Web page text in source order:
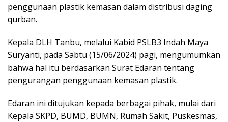
penggunaan plastik kemasan dalam distribusi daging
qurban.
Kepala DLH Tanbu, melalui Kabid PSLB3 Indah Maya
Suryanti, pada Sabtu (15/06/2024) pagi, mengumumkan
bahwa hal itu berdasarkan Surat Edaran tentang
pengurangan penggunaan kemasan plastik.
Edaran ini ditujukan kepada berbagai pihak, mulai dari
Kepala SKPD, BUMD, BUMN, Rumah Sakit, Puskesmas,